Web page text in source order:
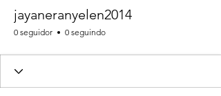
jayaneranyelen2014
0 seguidor 0 seguindo